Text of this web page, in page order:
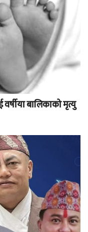
वर्षीया बालिकाको मृत्यु